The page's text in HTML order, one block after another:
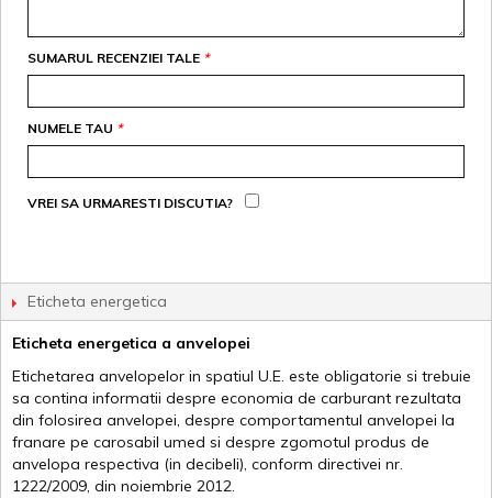
*
SUMARUL RECENZIEI TALE
*
NUMELE TAU
VREI SA URMARESTI DISCUTIA?
Eticheta energetica
Eticheta energetica a anvelopei
Etichetarea anvelopelor in spatiul U.E. este obligatorie si trebuie
sa contina informatii despre economia de carburant rezultata
din folosirea anvelopei, despre comportamentul anvelopei la
franare pe carosabil umed si despre zgomotul produs de
anvelopa respectiva (in decibeli), conform directivei nr.
1222/2009, din noiembrie 2012.